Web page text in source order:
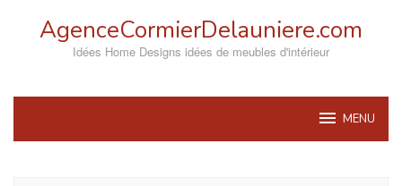
AgenceCormierDelauniere.com
Idées Home Designs idées de meubles d'intérieur
MENU